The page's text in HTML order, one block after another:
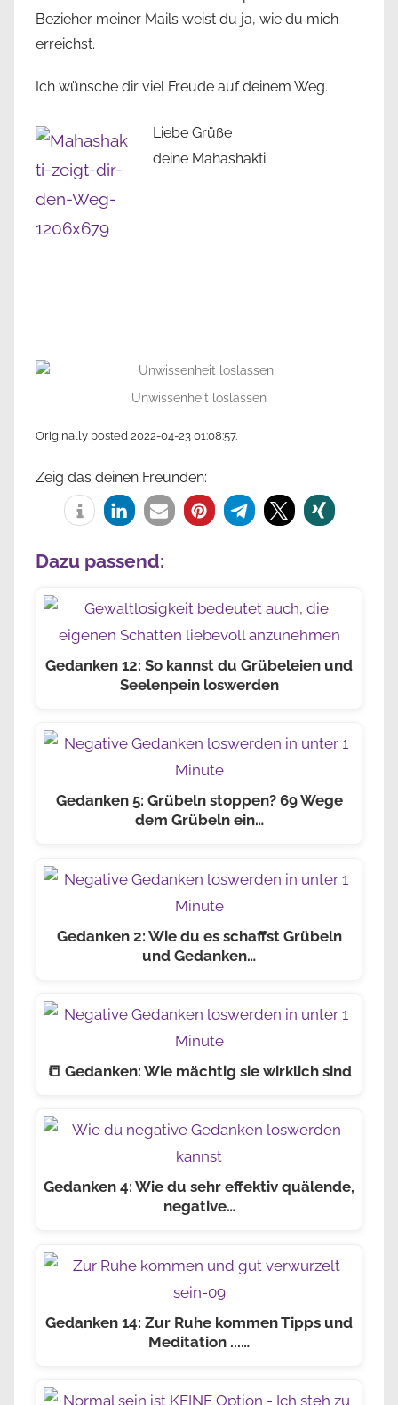
Bezieher meiner Mails weist du ja, wie du mich
erreichst.
Ich wünsche dir viel Freude auf deinem Weg.
Liebe Grüße
deine Mahashakti
Unwissenheit loslassen
Originally posted 2022-04-23 01:08:57.
Zeig das deinen Freunden:
Dazu passend:
Gedanken 12: So kannst du Grübeleien und
Seelenpein loswerden
Gedanken 5: Grübeln stoppen? 69 Wege
dem Grübeln ein…
Gedanken 2: Wie du es schaffst Grübeln
und Gedanken…
📒 Gedanken: Wie mächtig sie wirklich sind
Gedanken 4: Wie du sehr effektiv quälende,
negative…
Gedanken 14: Zur Ruhe kommen Tipps und
Meditation ...…